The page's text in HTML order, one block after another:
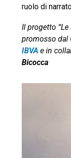
ruolo di
Il progetto “Le
promosso dal
IBVAe in
Bicocca